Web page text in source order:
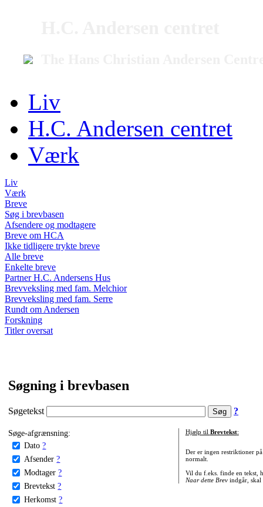
Liv
H.C. Andersen centret
Værk
Liv
Værk
Breve
Søg i brevbasen
Afsendere og modtagere
Breve om HCA
Ikke tidligere trykte breve
Alle breve
Enkelte breve
Partner H.C. Andersens Hus
Brevveksling med fam. Melchior
Brevveksling med fam. Serre
Rundt om Andersen
Forskning
Titler oversat
Søgning i brevbasen
Søgetekst ?
Søge-afgrænsning:
Dato ?
Afsender ?
Modtager ?
Brevtekst ?
Herkomst ?
Hjælp til Brevtekst:
Der er ingen restriktioner
normalt.
Vil du f.eks. finde en tekst,
Naar dette Brevindgår, skal